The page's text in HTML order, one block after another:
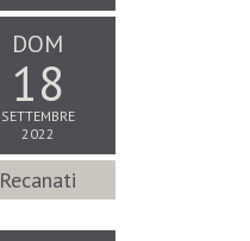
DOM
18
SETTEMBRE
2022
Recanati